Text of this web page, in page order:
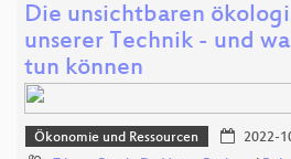
Die unsichtbaren
unserer Technik - und
tun können
Ökonomie und Ressourcen 2022-